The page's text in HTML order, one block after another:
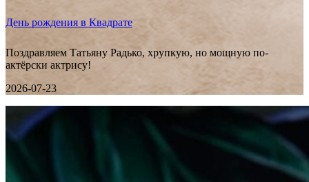
День рождения в Квадрате
Поздравляем Татьяну Радько, хрупкую, но мощную по-
актёрски актрису!
2026-07-23